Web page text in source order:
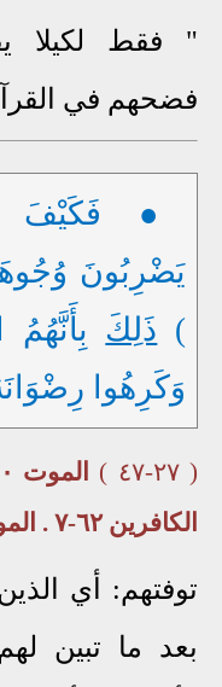
" فقط لكيلا
فضحهم في
● فَكَيْفَ
يَضْرِبُونَ
) ذَلِكَ بِأَنَّهُمُ
وَكَرِهُوا رِضْوَانَهُ (
( ٢٧-٤٧ ) الموت ١١٠-١٤ب٤ .
الكافرين ٦٢-٧ . الموت ١١٠-١٤ب٤
توفتهم: أي
بعد ما تبين